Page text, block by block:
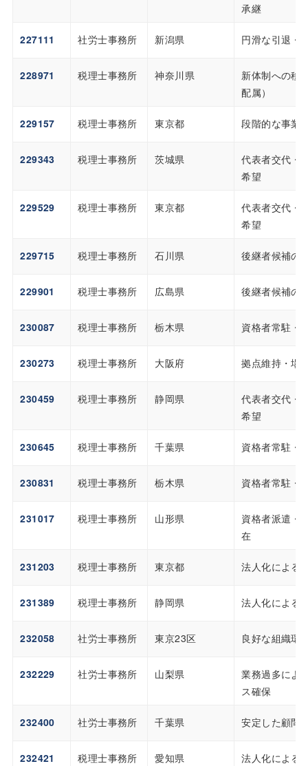
承継
227111 社労士事務所 新潟県 円滑な引退・
228971 税理士事務所 神奈川県
新体制への移
配属）
229157 税理士事務所 東京都 段階的な事業
229343 税理士事務所 茨城県
代表者交代・
希望
229529 税理士事務所 東京都
代表者交代・
希望
229715 税理士事務所 石川県 後継者候補の
229901 税理士事務所 広島県 後継者候補の
230087 税理士事務所 栃木県 資格者常駐・
230273 税理士事務所 大阪府 拠点維持・場
230459 税理士事務所 静岡県
代表者交代・
希望
230645 税理士事務所 千葉県 資格者常駐・
230831 税理士事務所 栃木県 資格者常駐・
231017 税理士事務所 山形県
資格者派遣・
在
231203 税理士事務所 東京都 法人化による
231389 税理士事務所 静岡県 法人化による
232058 社労士事務所 東京23区 良好な組織環
232229 社労士事務所 山梨県
業務過多によ
ス確保
232400 社労士事務所 千葉県 安定した顧問
232421 税理士事務所 愛知県 法人化による